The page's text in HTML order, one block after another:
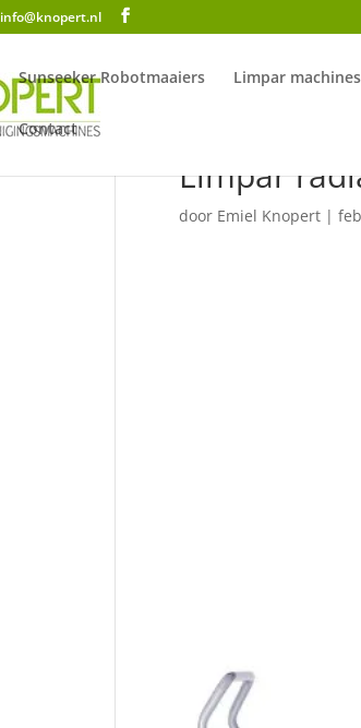
info@knopert.nl
Sunseeker Robotmaaiers Limpar machines
Contact
Limpar
door Emiel Knopert|